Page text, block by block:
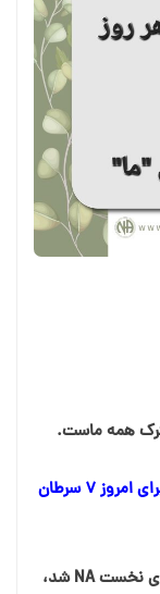
فقط برای امروز ۷ سرطان
آنچه که باعث پیوند اعضای اولیه ما در روزهای نخست NA شد،